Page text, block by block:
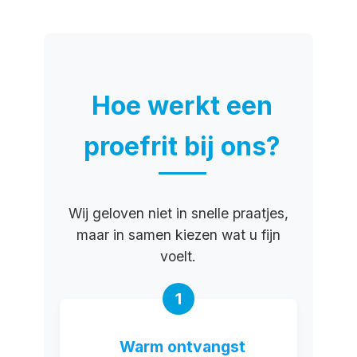
Hoe werkt een
proefrit bij ons?
Wij geloven niet in snelle praatjes,
maar in samen kiezen wat u fijn
voelt.
1
Warm ontvangst